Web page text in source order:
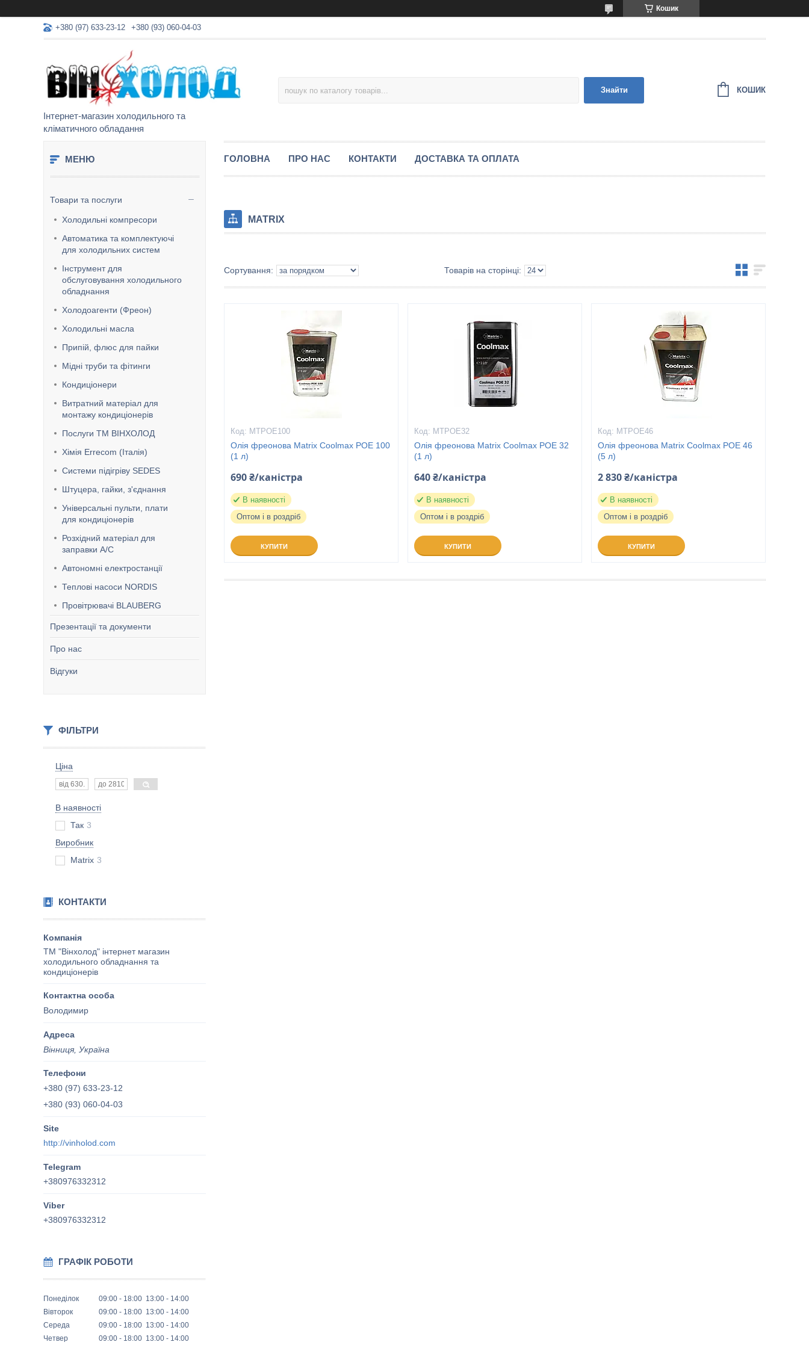
Кошик
+380 (97) 633-23-12 +380 (93) 060-04-03
Інтернет-магазин холодильного та
кліматичного обладання
Знайти КОШИК
Товари та послуги
Холодильні компресори
Автоматика та комплектуючі
для холодильних систем
Інструмент для
обслуговування холодильного
обладнання
Холодоагенти (Фреон)
Холодильні масла
Припій, флюс для пайки
Мідні труби та фітинги
Кондиціонери
Витратний матеріал для
монтажу кондиціонерів
Послуги ТМ ВІНХОЛОД
Хімія Errecom (Італія)
Системи підігріву SEDES
Штуцера, гайки, з'єднання
Універсальні пульти, плати
для кондиціонерів
Розхідний матеріал для
заправки А/С
Автономні електростанції
Теплові насоси NORDIS
Провітрювачі BLAUBERG
Презентації та документи
Про нас
Відгуки
ФІЛЬТРИ
Ціна
В наявності
Так 3
Виробник
Matrix 3
КОНТАКТИ
ТМ "Вінхолод" інтернет магазин
холодильного обладнання та
кондиціонерів
Володимир
Вінниця, Україна
+380 (97) 633-23-12
+380 (93) 060-04-03
http://vinholod.com
+380976332312
+380976332312
ГРАФІК РОБОТИ
Понеділок 09:00 18:00 13:00
14:00
Вівторок
09:00 18:00 13:00
14:00
Середа
09:00 18:00 13:00
14:00
Четвер
09:00 18:00 13:00
14:00
ГОЛОВНА ПРО НАС КОНТАКТИ ДОСТАВКА ТА ОПЛАТА
MATRIX
MTPOE100
Олія фреонова Matrix Coolmax POE 100
(1 л)
690 ₴/каністра
В наявності
Оптом і в роздріб
КУПИТИ
MTPOE32
Олія фреонова Matrix Coolmax POE 32
(1 л)
640 ₴/каністра
В наявності
Оптом і в роздріб
КУПИТИ
MTPOE46
Олія фреонова Matrix Coolmax POE 46
(5 л)
2 830 ₴/каністра
В наявності
Оптом і в роздріб
КУПИТИ